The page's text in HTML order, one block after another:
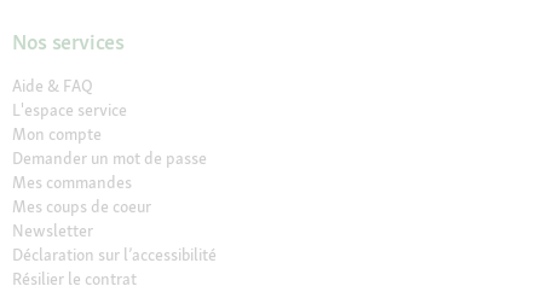
Nos services
Aide & FAQ
L'espace service
Mon compte
Demander un mot de passe
Mes commandes
Mes coups de coeur
Newsletter
Déclaration sur l’accessibilité
Résilier le contrat